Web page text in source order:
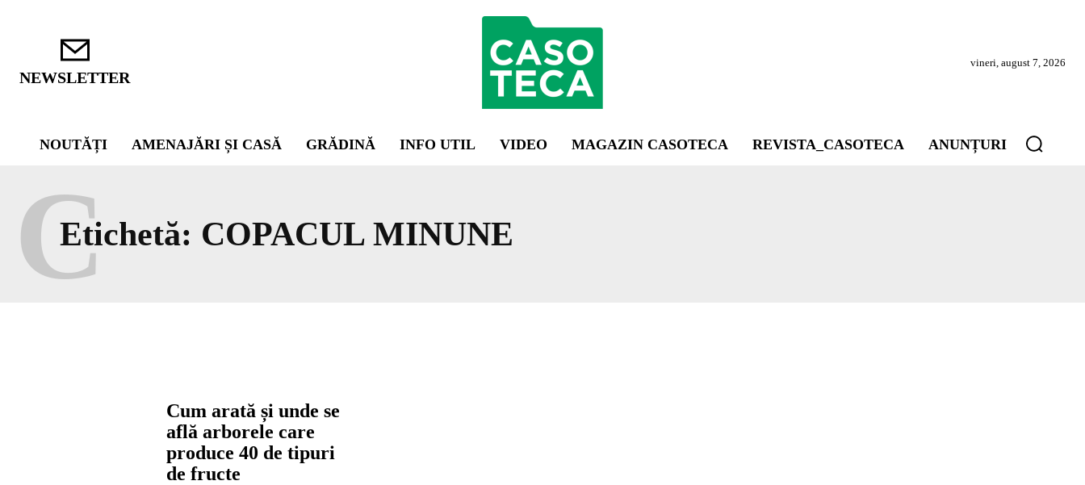
NEWSLETTER
vineri, august 7, 2026
NOUTĂȚI AMENAJĂRI ȘI CASĂ GRĂDINĂ INFO UTIL VIDEO MAGAZIN CASOTECA REVISTA_CASOTECA ANUNȚURI
Etichetă: COPACUL MINUNE
C
Cum arată și unde se
află arborele care
produce 40 de tipuri
de fructe